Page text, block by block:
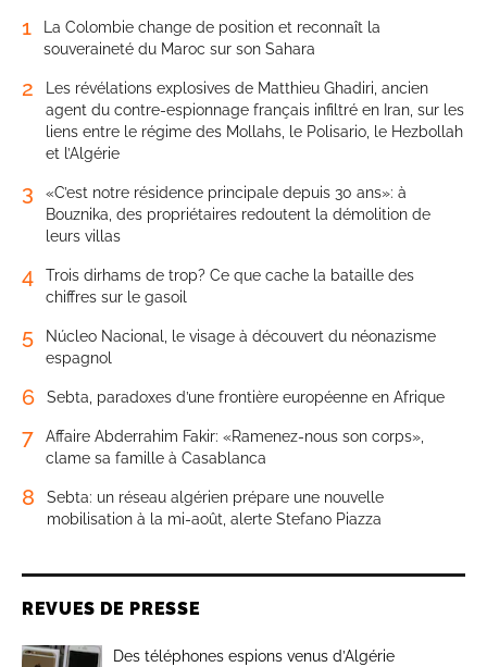
1
La Colombie change de position et reconnaît la
souveraineté du Maroc sur son Sahara
2
Les révélations explosives de Matthieu Ghadiri, ancien
agent du contre-espionnage français infiltré en Iran, sur les
liens entre le régime des Mollahs, le Polisario, le Hezbollah
et l’Algérie
3
«C’est notre résidence principale depuis 30 ans»: à
Bouznika, des propriétaires redoutent la démolition de
leurs villas
4
Trois dirhams de trop? Ce que cache la bataille des
chiffres sur le gasoil
5
Núcleo Nacional, le visage à découvert du néonazisme
espagnol
6 Sebta, paradoxes d’une frontière européenne en Afrique
7
Affaire Abderrahim Fakir: «Ramenez-nous son corps»,
clame sa famille à Casablanca
8
Sebta: un réseau algérien prépare une nouvelle
mobilisation à la mi-août, alerte Stefano Piazza
REVUES DE PRESSE
Des téléphones espions venus d’Algérie